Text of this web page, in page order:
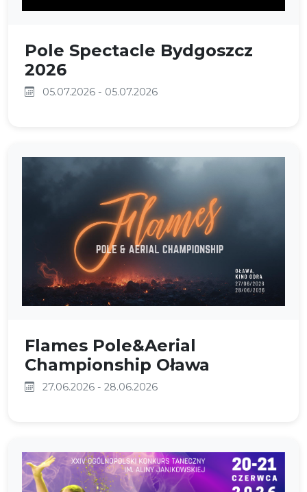
Pole Spectacle Bydgoszcz
2026
05.07.2026 - 05.07.2026
Flames Pole&Aerial
Championship Oława
27.06.2026 - 28.06.2026